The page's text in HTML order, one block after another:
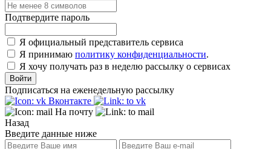
Подтвердите пароль
Я официальный представитель сервиса
Я принимаю политику конфиденциальности.
Я хочу получать раз в неделю рассылку о сервисах
Войти
Подписаться на еженедельную рассылку
Вконтакте
На почту
Назад
Введите данные ниже